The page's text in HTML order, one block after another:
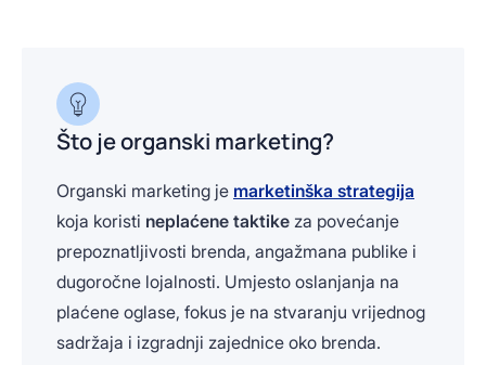
Što je organski marketing?
Organski marketing je marketinška strategija
koja koristi neplaćene taktike za povećanje
prepoznatljivosti brenda, angažmana publike i
dugoročne lojalnosti. Umjesto oslanjanja na
plaćene oglase, fokus je na stvaranju vrijednog
sadržaja i izgradnji zajednice oko brenda.